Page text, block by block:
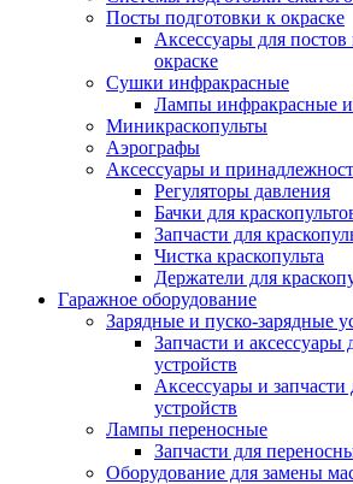
Посты подготовки к окраске
Аксессуары для
окраске
Сушки инфракрасные
Лампы инфракрасные и
Миникраскопульты
Аэрографы
Аксессуары и
Регуляторы давления
Бачки для
Запчасти для
Чистка краскопульта
Держатели для
Гаражное оборудование
Зарядные и пуско-зарядные
Запчасти и аксессуары
устройств
Аксессуары и запчасти
устройств
Лампы переносные
Запчасти для
Оборудование для замены